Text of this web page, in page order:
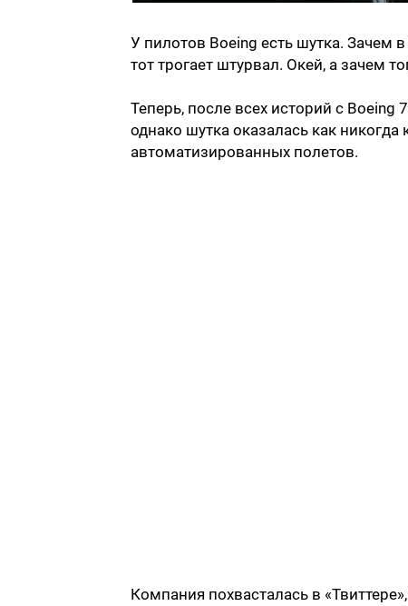
У пилотов Boeing есть шутка. Зачем
тот трогает штурвал. Окей, а зачем
Теперь, после всех историй с Boeing
однако шутка оказалась как
автоматизированных полетов.
Компания похвасталась в